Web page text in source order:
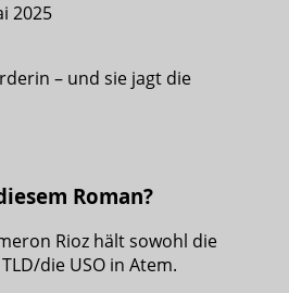
2025
– und sie jagt die
Roman?
Rioz hält sowohl die
die USO in Atem.